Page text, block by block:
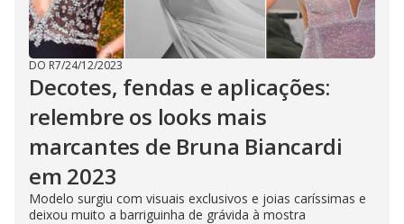
DO R7/24/12/2023
Decotes, fendas e aplicações:
relembre os looks mais
marcantes de Bruna Biancardi
em 2023
Modelo surgiu com visuais exclusivos e joias caríssimas e
deixou muito a barriguinha de grávida à mostra